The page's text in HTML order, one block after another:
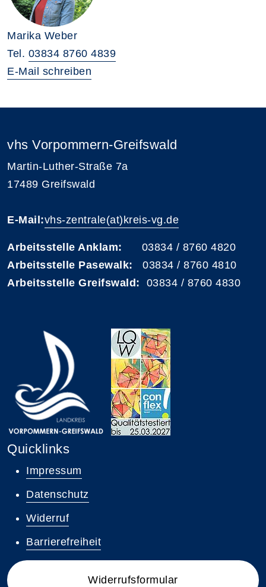
Marika Weber
Tel. 03834 8760 4839
E-Mail schreiben
vhs Vorpommern-Greifswald
Martin-Luther-Straße 7a
17489 Greifswald
E-Mail:vhs-zentrale(at)kreis-vg.de
Arbeitsstelle Anklam: 03834 / 8760 4820
Arbeitsstelle Pasewalk: 03834 / 8760 4810
Arbeitsstelle Greifswald: 03834 / 8760 4830
Quicklinks
Impressum
Datenschutz
Widerruf
Barrierefreiheit
Widerrufsformular